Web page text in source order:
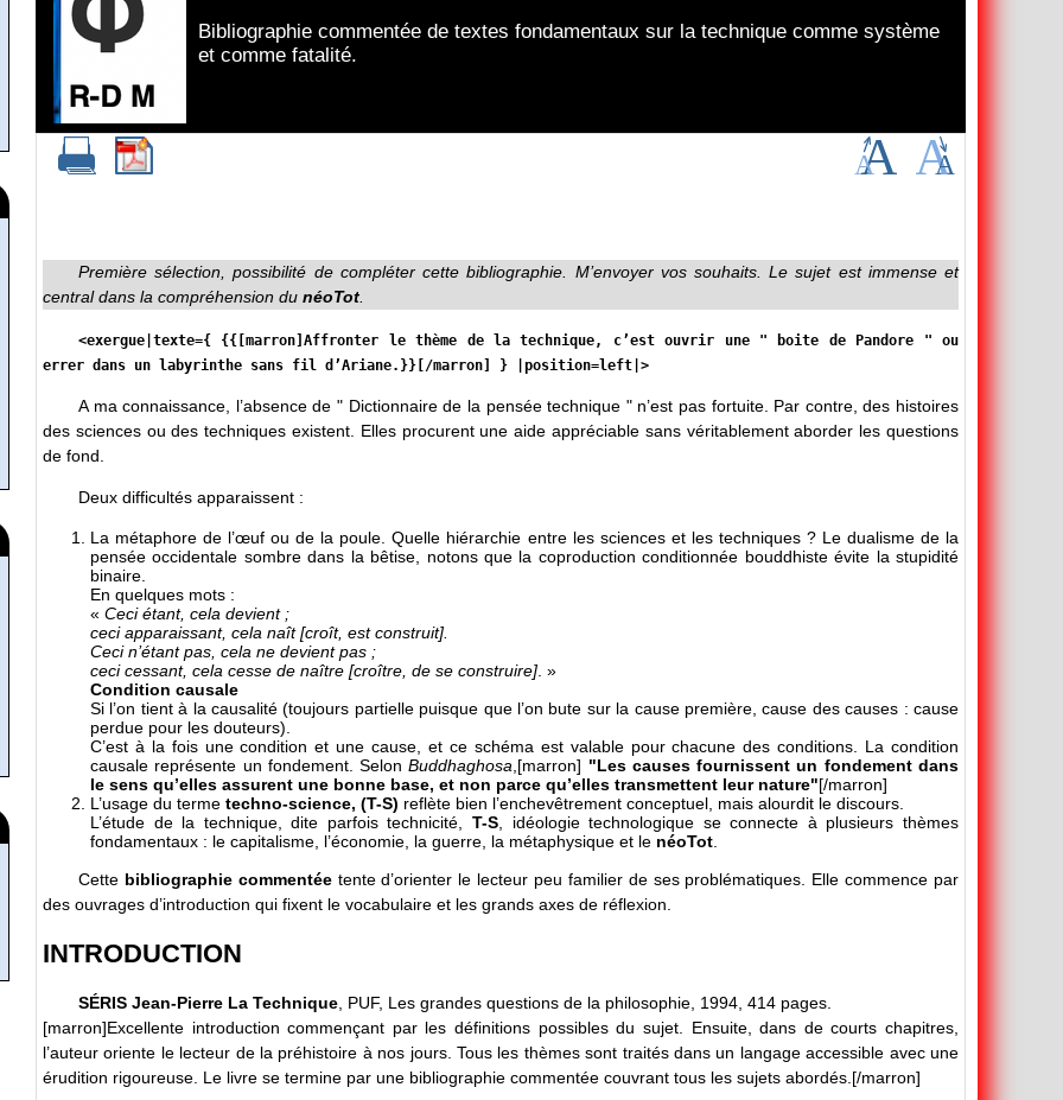
Bibliographie commentée de textes fondamentaux sur la technique comme système
et comme fatalité.
Première sélection, possibilité de compléter cette bibliographie. M’envoyer vos souhaits. Le sujet est immense et
central dans la compréhension du néoTot.
<exergue|texte={ {{[marron]Affronter le thème de la technique, c’est ouvrir une " boite de Pandore " ou
errer dans un labyrinthe sans fil d’Ariane.}}[/marron] } |position=left|>
A ma connaissance, l’absence de " Dictionnaire de la pensée technique " n’est pas fortuite. Par contre, des histoires
des sciences ou des techniques existent. Elles procurent une aide appréciable sans véritablement aborder les questions
de fond.
Deux difficultés apparaissent :
La métaphore de l’œuf ou de la poule. Quelle hiérarchie entre les sciences et les techniques ? Le dualisme de la
pensée occidentale sombre dans la bêtise, notons que la coproduction conditionnée bouddhiste évite la stupidité
binaire.
En quelques mots :
« Ceci étant, cela devient ;
ceci apparaissant, cela naît [croît, est construit].
Ceci n’étant pas, cela ne devient pas ;
ceci cessant, cela cesse de naître [croître, de se construire] . »
Condition causale
Si l’on tient à la causalité (toujours partielle puisque que l’on bute sur la cause première, cause des causes : cause
perdue pour les douteurs).
C’est à la fois une condition et une cause, et ce schéma est valable pour chacune des conditions. La condition
causale représente un fondement. SelonBuddhaghosa ,[marron] "Les causes fournissent un fondement dans
le sens qu’elles assurent une bonne base, et non parce qu’elles transmettent leur nature"[/marron]
L’usage du terme techno-science, (T-S) reflète bien l’enchevêtrement conceptuel, mais alourdit le discours.
L’étude de la technique, dite parfois technicité, T-S , idéologie technologique se connecte à plusieurs thèmes
fondamentaux : le capitalisme, l’économie, la guerre, la métaphysique et le néoTot
Cette bibliographie commentéetente d’orienter le lecteur peu familier de ses problématiques. Elle commence par
des ouvrages d’introduction qui fixent le vocabulaire et les grands axes de réflexion.
INTRODUCTION
SÉRIS Jean-Pierre La Technique , PUF, Les grandes questions de la philosophie, 1994, 414 pages.
[marron]Excellente introduction commençant par les définitions possibles du sujet. Ensuite, dans de courts chapitres,
l’auteur oriente le lecteur de la préhistoire à nos jours. Tous les thèmes sont traités dans un langage accessible avec une
érudition rigoureuse. Le livre se termine par une bibliographie commentée couvrant tous les sujets abordés.[/marron]